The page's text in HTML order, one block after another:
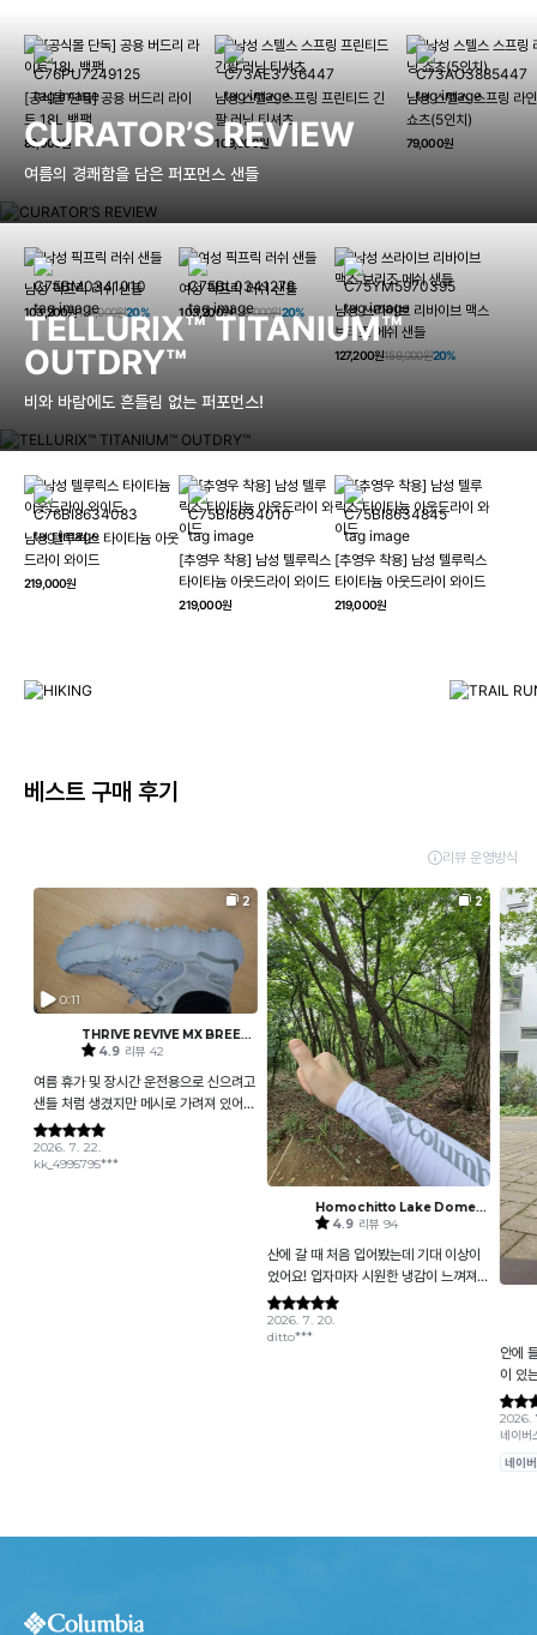
[공식몰 단독] 공용 버드리 라이
트 18L 백팩
89,000원
남성 스텔스 스프링 프린티드 긴
팔 러닝 티셔츠
109,000원
남성 스텔스 스프링 라
쇼츠(5인치)
79,000원
CURATOR’S REVIEW
여름의 경쾌함을 담은 퍼포먼스 샌들
남성 픽프릭 러쉬 샌들
103,200원129,000원20%
여성 픽프릭 러쉬 샌들
103,200원129,000원20%
남성 쓰라이브 리바이브 맥스
브리즈 메쉬 샌들
127,200원159,000원20%
TELLURIX™ TITANIUM™
OUTDRY™
비와 바람에도 흔들림 없는 퍼포먼스!
남성 텔루릭스 타이타늄 아웃
드라이 와이드
219,000원
[추영우 착용] 남성 텔루릭스
타이타늄 아웃드라이 와이드
219,000원
[추영우 착용] 남성 텔루릭스
타이타늄 아웃드라이 와이드
219,000원
HIKING
컬럼비아와 함께 일상을 벗어나
하이킹, 트레킹 등 아웃도어 활동을 즐겨보세요.
베스트 구매 후기